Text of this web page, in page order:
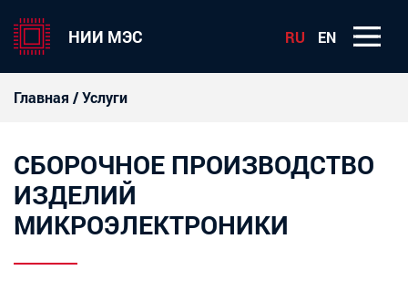
НИИ МЭС RU EN
Главная /Услуги
СБОРОЧНОЕ ПРОИЗВОДСТВО
ИЗДЕЛИЙ
МИКРОЭЛЕКТРОНИКИ